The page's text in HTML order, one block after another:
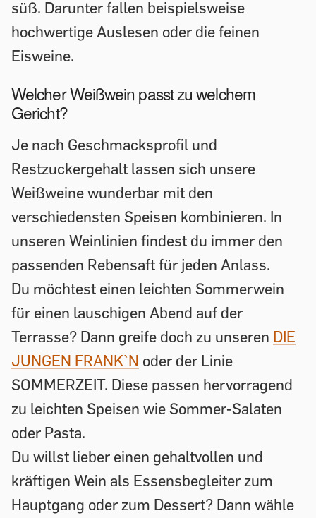
süß. Darunter fallen beispielsweise
hochwertige Auslesen oder die feinen
Eisweine.
Welcher Weißwein passt zu welchem
Gericht?
Je nach Geschmacksprofil und
Restzuckergehalt lassen sich unsere
Weißweine wunderbar mit den
verschiedensten Speisen kombinieren. In
unseren Weinlinien findest du immer den
passenden Rebensaft für jeden Anlass.
Du möchtest einen leichten Sommerwein
für einen lauschigen Abend auf der
Terrasse? Dann greife doch zu unseren DIE
JUNGEN FRANK`N oder der Linie
SOMMERZEIT. Diese passen hervorragend
zu leichten Speisen wie Sommer-Salaten
oder Pasta.
Du willst lieber einen gehaltvollen und
kräftigen Wein als Essensbegleiter zum
Hauptgang oder zum Dessert? Dann wähle